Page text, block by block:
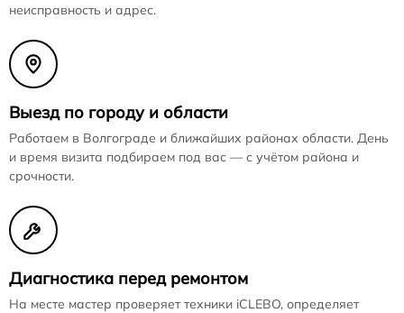
неисправность и адрес.
Выезд по городу и области
Работаем в Волгограде и ближайших районах области. День
и время визита подбираем под вас — с учётом района и
срочности.
Диагностика перед ремонтом
На месте мастер проверяет техники iCLEBO, определяет